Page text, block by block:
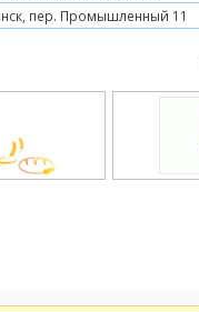
пер. Промышленный 11